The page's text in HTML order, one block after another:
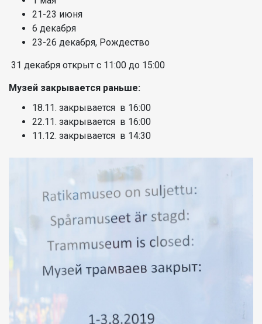
21-23 июня
6 декабря
23-26 декабря, Рождество
31 декабря открыт с 11:00 до 15:00
Музей закрывается раньше:
18.11. закрывается в 16:00
22.11. закрывается в 16:00
11.12. закрывается в 14:30